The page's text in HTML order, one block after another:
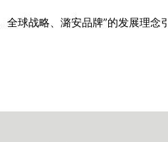
球战略、潞安品牌”的发展理念